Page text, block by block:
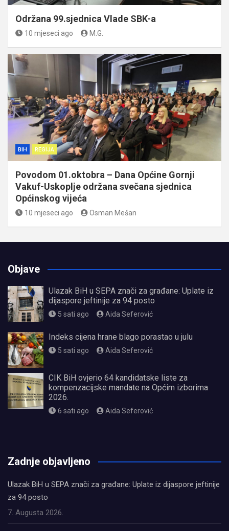
Održana 99.sjednica Vlade SBK-a
10 mjeseci ago M.G.
BIH REGIJA
Povodom 01.oktobra – Dana Općine Gornji
Vakuf-Uskoplje održana svečana sjednica
Općinskog vijeća
10 mjeseci ago Osman Mešan
Objave
Ulazak BiH u SEPA znači za građane: Uplate iz
dijaspore jeftinije za 94 posto
5 sati ago Aida Seferović
Indeks cijena hrane blago porastao u julu
5 sati ago Aida Seferović
CIK BiH ovjerio 64 kandidatske liste za
kompenzacijske mandate na Općim izborima
2026.
6 sati ago Aida Seferović
Zadnje objavljeno
Ulazak BiH u SEPA znači za građane: Uplate iz dijaspore jeftinije
za 94 posto
7. Augusta 2026.